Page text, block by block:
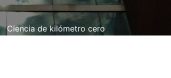
Ciencia de kilómetro cero